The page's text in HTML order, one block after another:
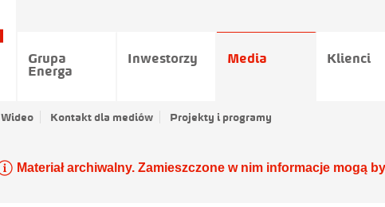
Grupa
Energa
Inwestorzy Media
Wideo Kontakt dla mediów Projekty i programy
Klienci
Materiał archiwalny. Zamieszczone w nim informacje mogą